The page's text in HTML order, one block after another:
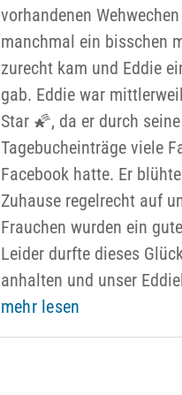
vorhandenen
manchmal ein bisschen
zurecht kam und Eddie
gab. Eddie war
Star 🌠, da er durch seine
Tagebucheinträge viele
Facebook hatte. Er
Zuhause regelrecht auf
Frauchen wurden ein
Leider durfte dieses
anhalten und unser
mehr lesen